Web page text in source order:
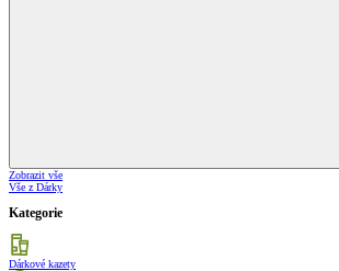
Zobrazit vše
Vše z Dárky
Kategorie
Dárkové kazety